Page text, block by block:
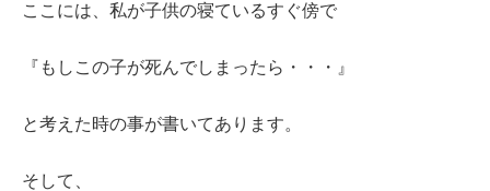
ここには、私が子供の寝ているすぐ傍で
『もしこの子が死んでしまったら・・・』
と考えた時の事が書いてあります。
そして、